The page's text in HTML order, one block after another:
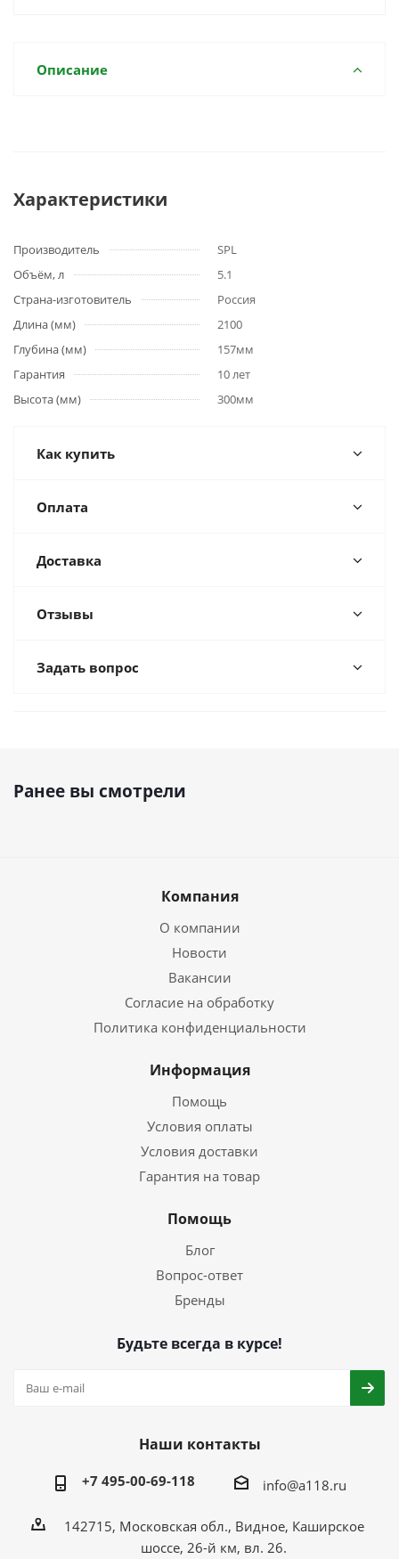
Описание
Характеристики
Производитель
SPL
Объём, л
5.1
Страна-изготовитель
Россия
Длина (мм)
2100
Глубина (мм)
157мм
Гарантия
10 лет
Высота (мм)
300мм
Как купить
Оплата
Доставка
Отзывы
Задать вопрос
Ранее вы смотрели
Компания
О компании
Новости
Вакансии
Согласие на обработку
Политика конфиденциальности
Информация
Помощь
Условия оплаты
Условия доставки
Гарантия на товар
Помощь
Блог
Вопрос-ответ
Бренды
Будьте всегда в курсе!
Наши контакты
+7 495-00-69-118 info@a118.ru
142715, Московская обл., Видное, Каширское
шоссе, 26-й км, вл. 26.